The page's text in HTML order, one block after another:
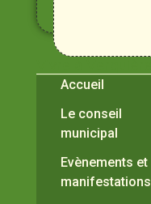
Durance
Accueil
Le conseil
municipal
Evènements et
manifestations